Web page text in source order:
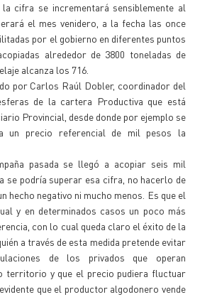
cifra se incrementará sensiblemente al
el mes venidero, a la fecha las once
por el gobierno en diferentes puntos
alrededor de 3800 toneladas de
alcanza los 716.
por Carlos Raúl Dobler, coordinador del
de la cartera Productiva que está
Provincial, desde donde por ejemplo se
un precio referencial de mil pesos la
pasada se llegó a acopiar seis mil
se podría superar esa cifra, no hacerlo de
hecho negativo ni mucho menos. Es que el
y en determinados casos un poco más
con lo cual queda claro el éxito de la
a través de esta medida pretende evitar
de los privados que operan
territorio y que el precio pudiera fluctuar
que el productor algodonero vende